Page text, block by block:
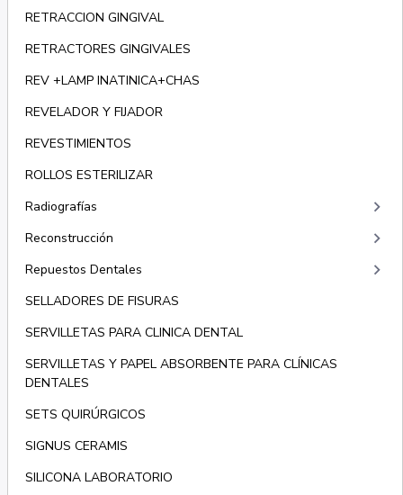
RETRACCION GINGIVAL
RETRACTORES GINGIVALES
REV +LAMP INATINICA+CHAS
REVELADOR Y FIJADOR
REVESTIMIENTOS
ROLLOS ESTERILIZAR
Radiografías
keyboard_arrow_right
Reconstrucción keyboard_arrow_right
Repuestos Dentales keyboard_arrow_right
SELLADORES DE FISURAS
SERVILLETAS PARA CLINICA DENTAL
SERVILLETAS Y PAPEL ABSORBENTE PARA CLÍNICAS
DENTALES
SETS QUIRÚRGICOS
SIGNUS CERAMIS
SILICONA LABORATORIO